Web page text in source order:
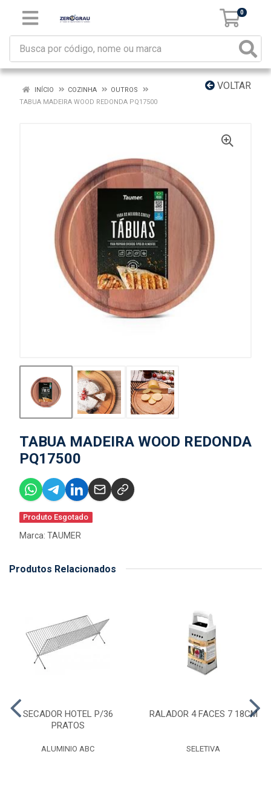
0
VOLTAR
INÍCIO COZINHA
OUTROS
TABUA MADEIRA WOOD REDONDA PQ17500
TABUA MADEIRA WOOD REDONDA
PQ17500
Produto Esgotado
Marca: TAUMER
Produtos Relacionados
SECADOR HOTEL P/36
PRATOS
ALUMINIO ABC
RALADOR 4 FACES 7 18CM
SELETIVA